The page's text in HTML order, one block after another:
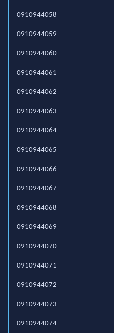
0910944058
0910944059
0910944060
0910944061
0910944062
0910944063
0910944064
0910944065
0910944066
0910944067
0910944068
0910944069
0910944070
0910944071
0910944072
0910944073
0910944074